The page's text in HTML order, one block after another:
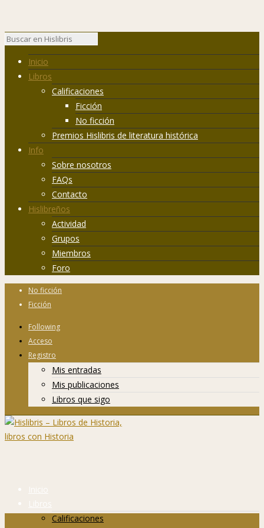
Inicio
Libros
Calificaciones
Ficción
No ficción
Premios Hislibris de literatura histórica
Info
Sobre nosotros
FAQs
Contacto
Hislibreños
Actividad
Grupos
Miembros
Foro
No ficción
Ficción
Following
Acceso
Registro
Mis entradas
Mis publicaciones
Libros que sigo
Inicio
Libros
Calificaciones